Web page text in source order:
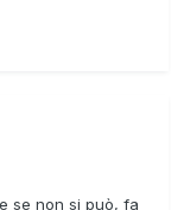
se non si può, fa